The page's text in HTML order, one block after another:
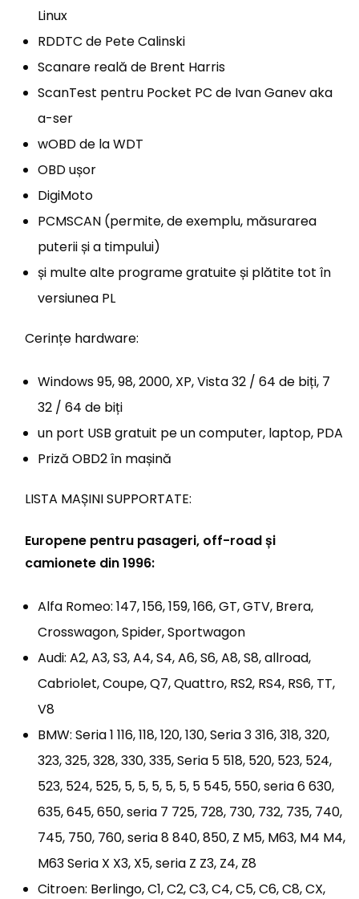
Linux
RDDTC de Pete Calinski
Scanare reală de Brent Harris
ScanTest pentru Pocket PC de Ivan Ganev aka
a-ser
wOBD de la WDT
OBD ușor
DigiMoto
PCMSCAN (permite, de exemplu, măsurarea
puterii și a timpului)
și multe alte programe gratuite și plătite tot în
versiunea PL
Cerințe hardware:
Windows 95, 98, 2000, XP, Vista 32 / 64 de biți, 7
32 / 64 de biți
un port USB gratuit pe un computer, laptop, PDA
Priză OBD2 în mașină
LISTA MAȘINI SUPPORTATE:
Europene pentru pasageri, off-road și
camionete din 1996:
Alfa Romeo: 147, 156, 159, 166, GT, GTV, Brera,
Crosswagon, Spider, Sportwagon
Audi: A2, A3, S3, A4, S4, A6, S6, A8, S8, allroad,
Cabriolet, Coupe, Q7, Quattro, RS2, RS4, RS6, TT,
V8
BMW: Seria 1 116, 118, 120, 130, Seria 3 316, 318, 320,
323, 325, 328, 330, 335, Seria 5 518, 520, 523, 524,
523, 524, 525, 5, 5, 5, 5, 5, 5 545, 550, seria 6 630,
635, 645, 650, seria 7 725, 728, 730, 732, 735, 740,
745, 750, 760, seria 8 840, 850, Z M5, M63, M4 M4,
M63 Seria X X3, X5, seria Z Z3, Z4, Z8
Citroen: Berlingo, C1, C2, C3, C4, C5, C6, C8, CX,